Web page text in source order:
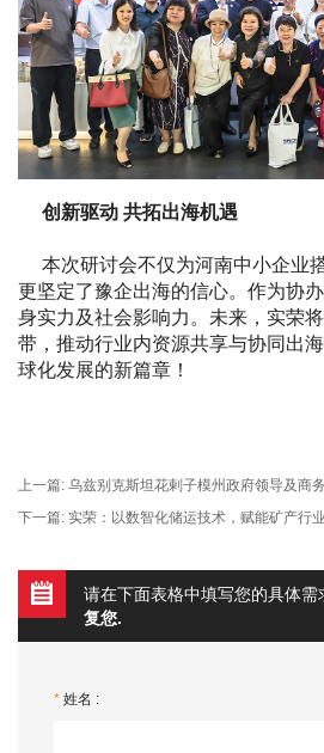
创新驱动 共拓出海机遇
本次研讨会不仅为河南中小企业
更坚定了豫企出海的信心。作为协
身实力及社会影响力。未来，实荣
带，推动行业内资源共享与协同出
球化发展的新篇章！
上一篇: 乌兹别克斯坦花剌子模州政府领导及商
下一篇: 实荣：以数智化储运技术，赋能矿产行
请在下面表格中填写您的具体需
复您.
* 姓名 :